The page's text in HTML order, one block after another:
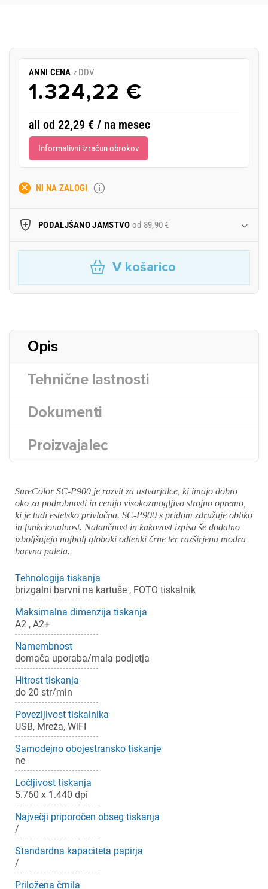
ANNI CENA z DDV
1.324,22 €
ali od 22,29 € / na mesec
Informativni izračun obrokov
NI NA ZALOGI
PODALJŠANO JAMSTVO od 89,90 €
V košarico
Opis
Tehnične lastnosti
Dokumenti
Proizvajalec
SureColor SC-P900 je razvit za ustvarjalce, ki imajo dobro
oko za podrobnosti in cenijo visokozmogljivo strojno opremo,
ki je tudi estetsko privlačna. SC-P900 s pridom združuje obliko
in funkcionalnost. Natančnost in kakovost izpisa še dodatno
izboljšujejo najbolj globoki odtenki črne ter razširjena modra
barvna paleta.
Tehnologija tiskanja
brizgalni barvni na kartuše , FOTO tiskalnik
Maksimalna dimenzija tiskanja
A2 , A2+
Namembnost
domača uporaba/mala podjetja
Hitrost tiskanja
do 20 str/min
Povezljivost tiskalnika
USB, Mreža, WiFI
Samodejno obojestransko tiskanje
ne
Ločljivost tiskanja
5.760 x 1.440 dpi
Največji priporočen obseg tiskanja
/
Standardna kapaciteta papirja
/
Priložena črnila
Prijava